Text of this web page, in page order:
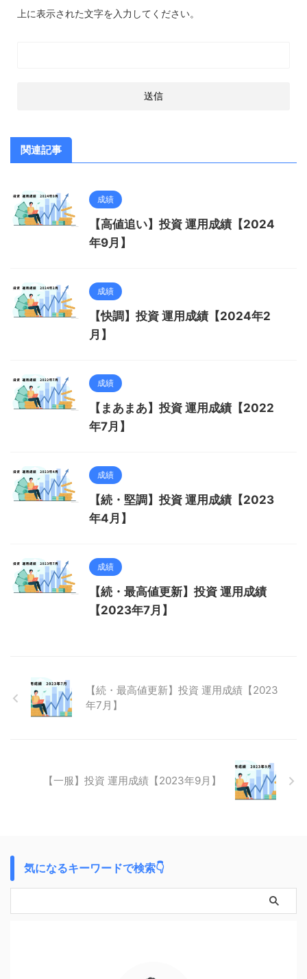
上に表示された文字を入力してください。
関連記事
成績
【高値追い】投資 運用成績【2024
年9月】
成績
【快調】投資 運用成績【2024年2
月】
成績
【まあまあ】投資 運用成績【2022
年7月】
成績
【続・堅調】投資 運用成績【2023
年4月】
成績
【続・最高値更新】投資 運用成績
【2023年7月】
【続・最高値更新】投資 運用成績【2023
年7月】
【一服】投資 運用成績【2023年9月】
気になるキーワードで検索👇